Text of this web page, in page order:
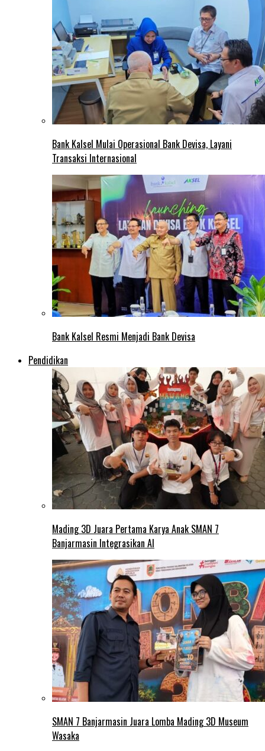
Bank Kalsel Mulai Operasional Bank Devisa, Layani
Transaksi Internasional
Bank Kalsel Resmi Menjadi Bank Devisa
Pendidikan
Mading 3D Juara Pertama Karya Anak SMAN 7
Banjarmasin Integrasikan AI
SMAN 7 Banjarmasin Juara Lomba Mading 3D Museum
Wasaka